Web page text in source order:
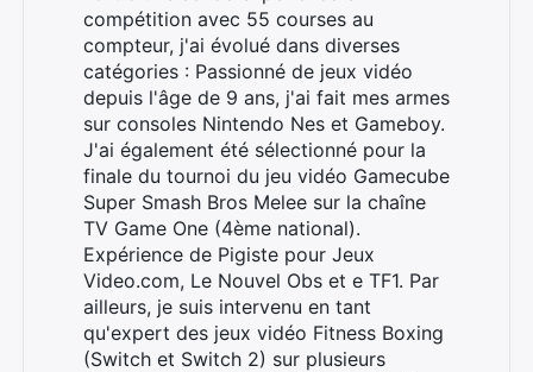
compétition avec 55 courses au
compteur, j'ai évolué dans diverses
catégories : Passionné de jeux vidéo
depuis l'âge de 9 ans, j'ai fait mes armes
sur consoles Nintendo Nes et Gameboy.
J'ai également été sélectionné pour la
finale du tournoi du jeu vidéo Gamecube
Super Smash Bros Melee sur la chaîne
TV Game One (4ème national).
Expérience de Pigiste pour Jeux
Video.com, Le Nouvel Obs et e TF1. Par
ailleurs, je suis intervenu en tant
qu'expert des jeux vidéo Fitness Boxing
(Switch et Switch 2) sur plusieurs